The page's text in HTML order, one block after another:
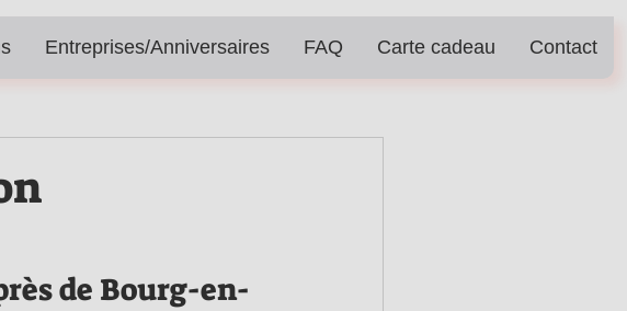
Entreprises/Anniversaires FAQ Carte cadeau Contact
de Bourg-en-